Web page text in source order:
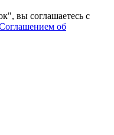
вы соглашаетесь с
об